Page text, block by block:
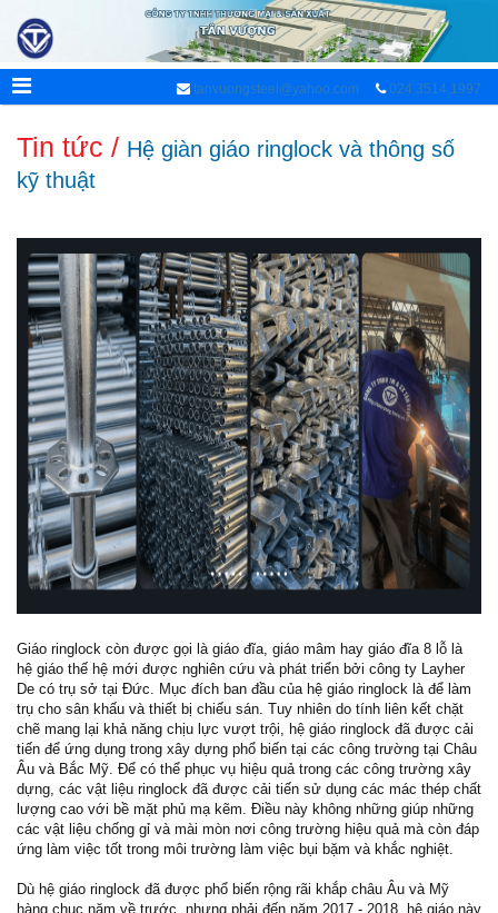
024.3514.1997
tanvuongsteel@yahoo.com
Tin tức / Hệ giàn giáo ringlock và thông số
kỹ thuật
Giáo ringlock còn được gọi là giáo đĩa, giáo mâm hay giáo đĩa 8 lỗ là
hệ giáo thế hệ mới được nghiên cứu và phát triển bởi công ty Layher
De có trụ sở tại Đức. Mục đích ban đầu của hệ giáo ringlock là để làm
trụ cho sân khấu và thiết bị chiếu sán. Tuy nhiên do tính liên kết chặt
chẽ mang lại khả năng chịu lực vượt trội, hệ giáo ringlock đã được cải
tiến để ứng dụng trong xây dựng phổ biến tại các công trường tại Châu
Âu và Bắc Mỹ. Để có thể phục vụ hiệu quả trong các công trường xây
dựng, các vật liệu ringlock đã được cải tiến sử dụng các mác thép chất
lượng cao với bề mặt phủ mạ kẽm. Điều này không những giúp những
các vật liệu chống gỉ và mài mòn nơi công trường hiệu quả mà còn đáp
ứng làm việc tốt trong môi trường làm việc bụi bặm và khắc nghiệt.
Dù hệ giáo ringlock đã được phổ biến rộng rãi khắp châu Âu và Mỹ
hàng chục năm về trước, nhưng phải đến năm 2017 - 2018, hệ giáo này